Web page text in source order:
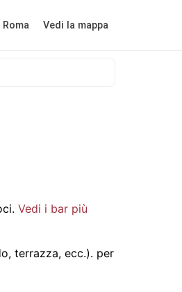
Vedi la mappa
Vedi i bar più
terrazza, ecc.). per